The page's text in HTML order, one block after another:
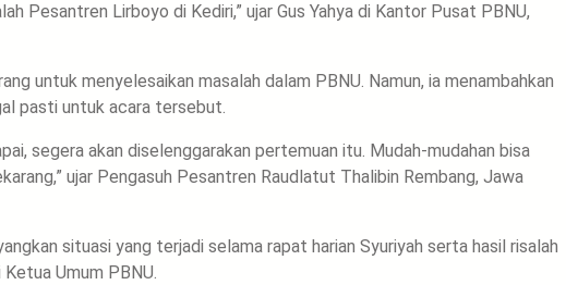
Pesantren Lirboyo di Kediri,” ujar Gus Yahya di Kantor Pusat PBNU,
untuk menyelesaikan masalah dalam PBNU. Namun, ia menambahkan
pasti untuk acara tersebut.
segera akan diselenggarakan pertemuan itu. Mudah-mudahan bisa
ujar Pengasuh Pesantren Raudlatut Thalibin Rembang, Jawa
situasi yang terjadi selama rapat harian Syuriyah serta hasil risalah
Umum PBNU.